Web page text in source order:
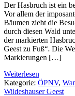
Der Hasbruch ist ein
Vor allem der
Bäumen zieht die
durch diesen Wald
der markierten
Geest zu Fuß“. Die
Markierungen […]
Weiterlesen
Kategorie: ÖPNV,
Wildeshauser Geest